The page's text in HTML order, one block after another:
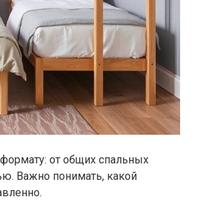
от общих спальных
Важно понимать, какой